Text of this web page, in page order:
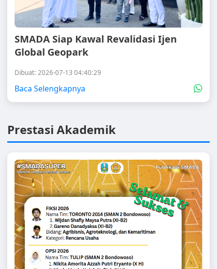
SMADA Siap Kawal Revalidasi Ijen
Global Geopark
Dibuat: 2026-07-13 04:40:29
Baca Selengkapnya
Prestasi Akademik